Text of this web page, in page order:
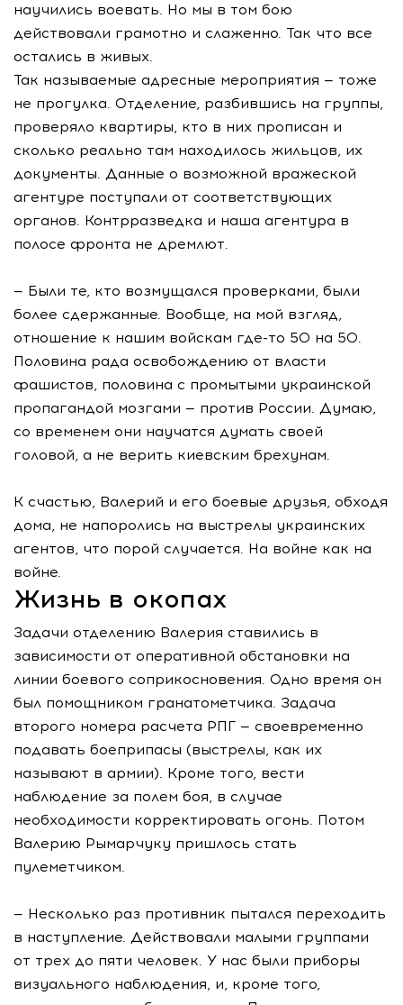
научились воевать. Но мы в том бою
действовали грамотно и слаженно. Так что все
остались в живых.
Так называемые адресные мероприятия — тоже
не прогулка. Отделение, разбившись на группы,
проверяло квартиры, кто в них прописан и
сколько реально там находилось жильцов, их
документы. Данные о возможной вражеской
агентуре поступали от соответствующих
органов. Контрразведка и наша агентура в
полосе фронта не дремлют.
— Были те, кто возмущался проверками, были
более сдержанные. Вообще, на мой взгляд,
отношение к нашим войскам где-то 50 на 50.
Половина рада освобождению от власти
фашистов, половина с промытыми украинской
пропагандой мозгами — против России. Думаю,
со временем они научатся думать своей
головой, а не верить киевским брехунам.
К счастью, Валерий и его боевые друзья, обходя
дома, не напоролись на выстрелы украинских
агентов, что порой случается. На войне как на
войне.
Жизнь в окопах
Задачи отделению Валерия ставились в
зависимости от оперативной обстановки на
линии боевого соприкосновения. Одно время он
был помощником гранатометчика. Задача
второго номера расчета РПГ — своевременно
подавать боеприпасы (выстрелы, как их
называют в армии). Кроме того, вести
наблюдение за полем боя, в случае
необходимости корректировать огонь. Потом
Валерию Рымарчуку пришлось стать
пулеметчиком.
— Несколько раз противник пытался переходить
в наступление. Действовали малыми группами
от трех до пяти человек. У нас были приборы
визуального наблюдения, и, кроме того,